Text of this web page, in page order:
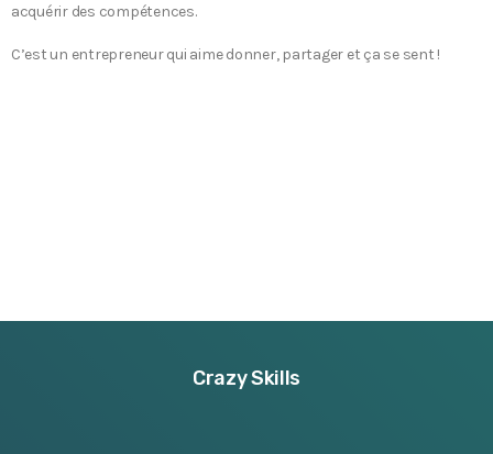
acquérir des compétences.
C’est un entrepreneur qui aime donner, partager et ça se sent !
Crazy Skills